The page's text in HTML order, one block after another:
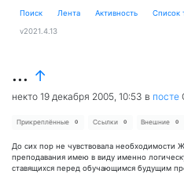
Поиск Лента Активность Cписок
v2021.4.13
... ↑
некто 19 декабря 2005, 10:53 в посте
Прикреплённые 0 Ссылки 0 Внешние 0
До сих пор не чувствовала
преподавания имею в виду именно
ставящихся перед обучающимся будущим